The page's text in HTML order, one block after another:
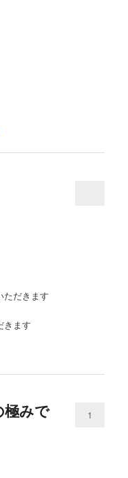
ただきます
きます
みで
1